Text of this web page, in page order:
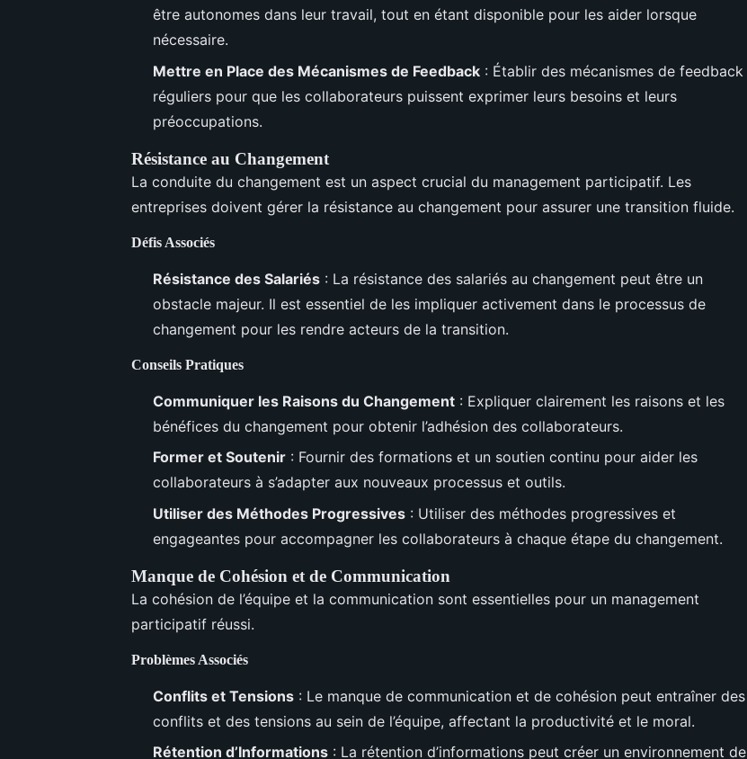
être autonomes dans leur travail, tout en étant disponible pour les aider lorsque
nécessaire.
Mettre en Place des Mécanismes de Feedback : Établir des mécanismes de feedback
réguliers pour que les collaborateurs puissent exprimer leurs besoins et leurs
préoccupations.
Résistance au Changement
La conduite du changement est un aspect crucial du management participatif. Les
entreprises doivent gérer la résistance au changement pour assurer une transition fluide.
Défis Associés
Résistance des Salariés : La résistance des salariés au changement peut être un
obstacle majeur. Il est essentiel de les impliquer activement dans le processus de
changement pour les rendre acteurs de la transition.
Conseils Pratiques
Communiquer les Raisons du Changement : Expliquer clairement les raisons et les
bénéfices du changement pour obtenir l’adhésion des collaborateurs.
Former et Soutenir : Fournir des formations et un soutien continu pour aider les
collaborateurs à s’adapter aux nouveaux processus et outils.
Utiliser des Méthodes Progressives : Utiliser des méthodes progressives et
engageantes pour accompagner les collaborateurs à chaque étape du changement.
Manque de Cohésion et de Communication
La cohésion de l’équipe et la communication sont essentielles pour un management
participatif réussi.
Problèmes Associés
Conflits et Tensions : Le manque de communication et de cohésion peut entraîner des
conflits et des tensions au sein de l’équipe, affectant la productivité et le moral.
Rétention d’Informations : La rétention d’informations peut créer un environnement de